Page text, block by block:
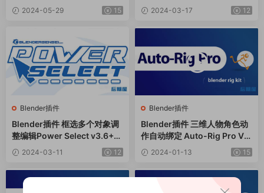
er v2.5.0
2024-05-29 15
V3.0.2
2024-03-17 12
Blender插件
Blender插件 框选多个对象调
整编辑Power Select v3.6+使
用教程2024-03-11 12
Blender插件
Blender插件 三维人物角色动
作自动绑定 Auto-Rig Pro V3.
69.28 + Quick Rig V1.26.29
2024-01-13 15